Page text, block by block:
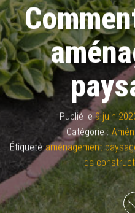
Publié le9 juin
Catégorie :
Étiqueté aménagement
de